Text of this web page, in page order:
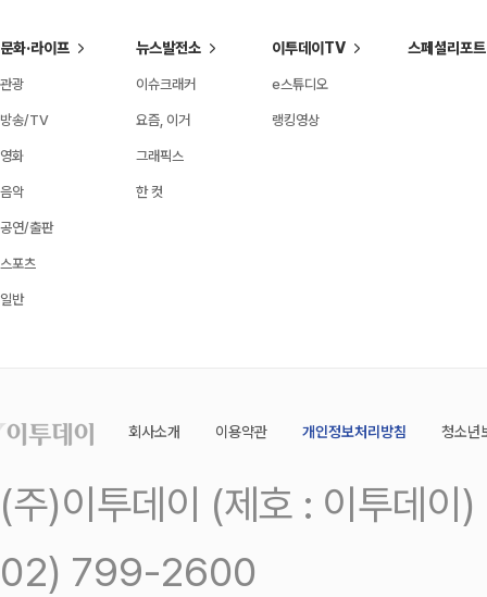
문화·라이프
관광
방송/TV
영화
음악
공연/출판
스포츠
일반
뉴스발전소
이슈크래커
요즘, 이거
그래픽스
한 컷
이투데이TV
e스튜디오
랭킹영상
스페셜리포트
회사소개 이용약관 개인정보처리방침 청소년
(주)이투데이 (제호 : 이투데
02) 799-2600